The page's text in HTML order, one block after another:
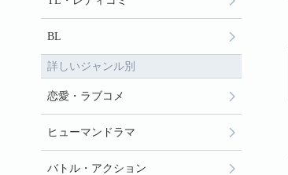
BL
詳しいジャンル別
恋愛・ラブコメ
ヒューマンドラマ
バトル・アクション